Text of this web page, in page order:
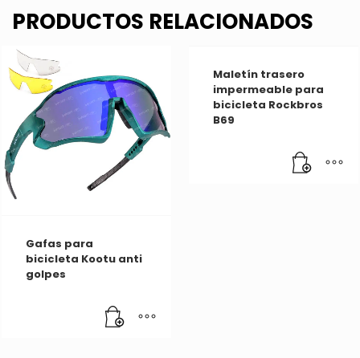
PRODUCTOS RELACIONADOS
Gafas para
bicicleta Kootu anti
golpes
Maletín trasero
impermeable para
bicicleta Rockbros
B69